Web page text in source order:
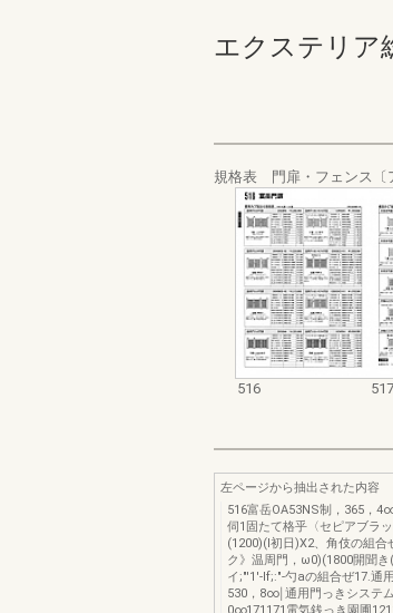
エクステリア
規格表 門扉・フェンス
516 517
左ページから抽出された内容
516富岳OA53NS制，365，
伺1固たて格乎〈セピアブラ
(1200)(l初日)X2、角伎の組合
ク》温周門，ω0)(1800開聞
イ;"'1'-If;:"-勺aの組合ぜ17.通
530，8∞￨通用門っきシステ
0∞171171電気銭っき園圃